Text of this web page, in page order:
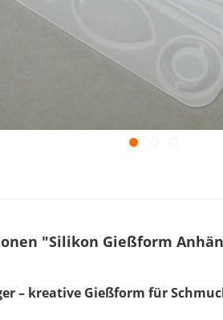
"Silikon Gießform
– kreative Gießform für